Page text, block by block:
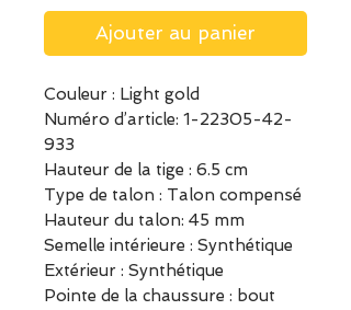
Ajouter au panier
Couleur : Light gold
Numéro d’article: 1-22305-42-
933
Hauteur de la tige : 6.5 cm
Type de talon : Talon compensé
Hauteur du talon: 45 mm
Semelle intérieure : Synthétique
Extérieur : Synthétique
Pointe de la chaussure : bout